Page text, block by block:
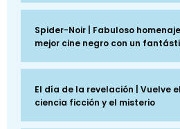
Spider-Noir | Fabuloso
mejor cine negro con un
El día de la revelación | Vuelve
ciencia ficción y el misterio